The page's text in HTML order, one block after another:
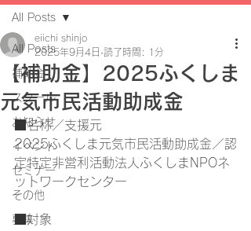
All Posts
補助金
スクール
お知らせ
イベント
セミナー
その他
募集
All Posts
【補助金】2025ふくしま
元気市民活動助成金
eiichi shinjo
2025年9月4日 読了時間: 1分
■名称／支援元
2025ふくしま元気市民活動助成金／認
定特定非営利活動法人ふくしまNPOネ
ットワークセンター
■対象